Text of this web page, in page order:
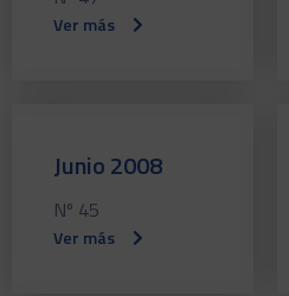
Ver más
Junio 2008
Nº 45
Ver más